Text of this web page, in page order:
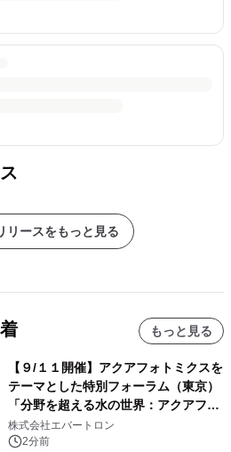
リースをもっと見る
もっと見る
【９/１１開催】アクアフォトミクスを
テーマとした特別フォーラム（東京）
「分野を超える水の世界：アクアフォ
トミクスが切り拓く新しい科学の地
平」を開催
株式会社エバートロン
2分前